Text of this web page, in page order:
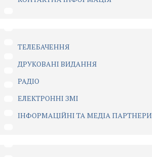
ТЕЛЕБАЧЕННЯ
ДРУКОВАНІ ВИДАННЯ
РАДІО
ЕЛЕКТРОННІ ЗМІ
ІНФОРМАЦІЙНІ ТА МЕДІА ПАРТНЕРИ